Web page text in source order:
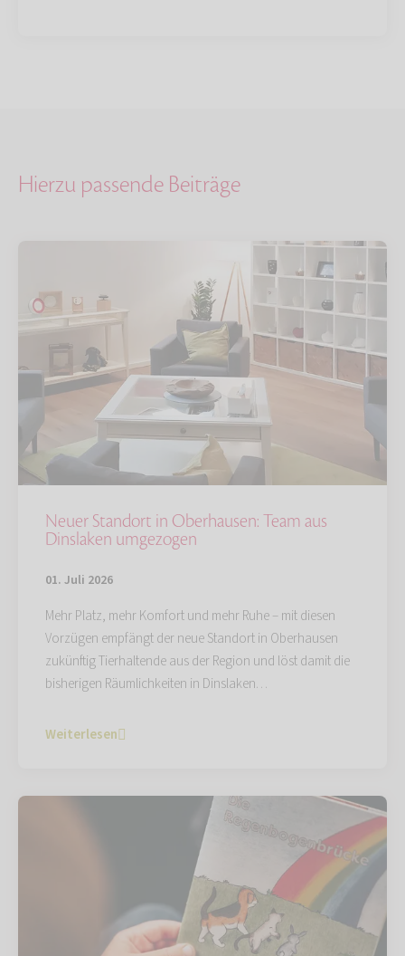
Hierzu passende Beiträge
Neuer Standort in Oberhausen: Team aus
Dinslaken umgezogen
01. Juli 2026
Mehr Platz, mehr Komfort und mehr Ruhe – mit diesen
Vorzügen empfängt der neue Standort in Oberhausen
zukünftig Tierhaltende aus der Region und löst damit die
bisherigen Räumlichkeiten in Dinslaken…
Weiterlesen